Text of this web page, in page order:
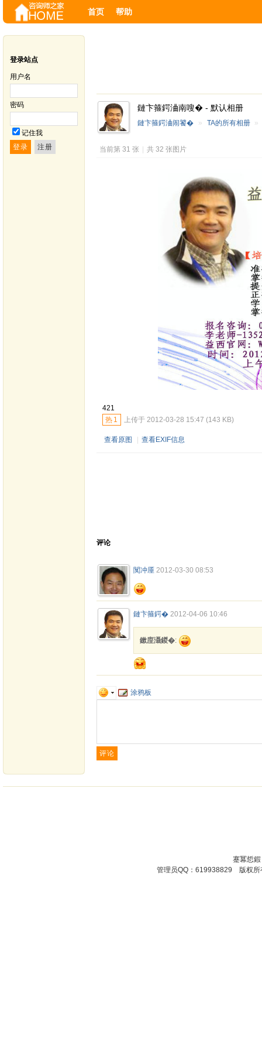
首页 帮助
登录站点
用户名
密码
记住我
鏈卞箍鍔浀南嗖� - 默认相册
鏈卞箍鍔浀闹饕� » TA的所有相册 »
当前第 31 张 共 32 张图片
421
热 1 上传于 2012-03-28 15:47 (143 KB)
查看原图 | 查看EXIF信息
评论
闃冲厜 2012-03-30 08:53
鏈卞箍鍔� 2012-04-06 10:46
鏉庢灄鍐�:
涂鸦板
蹇冪悊
管理员QQ：619938829 版权